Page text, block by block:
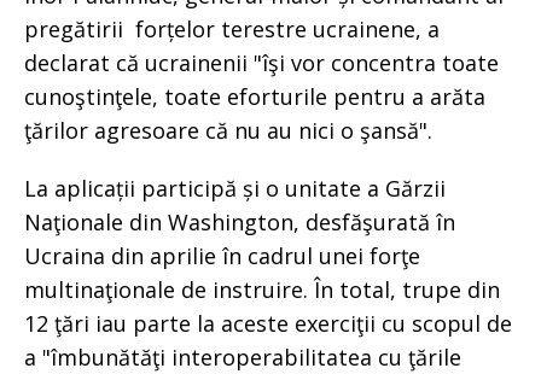
pregătirii forțelor terestre ucrainene, a
declarat că ucrainenii "îşi vor concentra toate
cunoştinţele, toate eforturile pentru a arăta
ţărilor agresoare că nu au nici o şansă".
La aplicații participă și o unitate a Gărzii
Naţionale din Washington, desfăşurată în
Ucraina din aprilie în cadrul unei forţe
multinaţionale de instruire. În total, trupe din
12 ţări iau parte la aceste exerciţii cu scopul de
a "îmbunătăţi interoperabilitatea cu ţările